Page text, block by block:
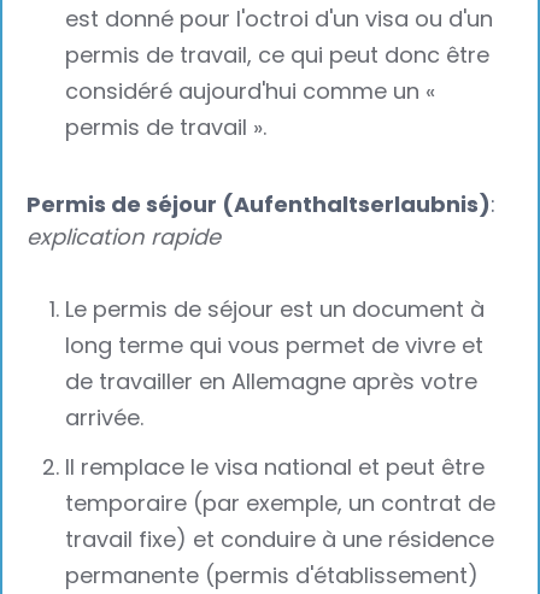
est donné pour l'octroi d'un visa ou d'un
permis de travail, ce qui peut donc être
considéré aujourd'hui comme un «
permis de travail ».‍
Permis de séjour (Aufenthaltserlaubnis):
explication rapide
Le permis de séjour est un document à
long terme qui vous permet de vivre et
de travailler en Allemagne après votre
arrivée.
Il remplace le visa national et peut être
temporaire (par exemple, un contrat de
travail fixe) et conduire à une résidence
permanente (permis d'établissement)